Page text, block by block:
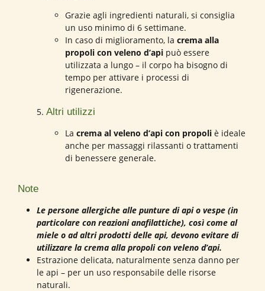
Grazie agli ingredienti naturali, si consiglia
un uso minimo di 6 settimane.
In caso di miglioramento, la crema alla
propoli con veleno d’api può essere
utilizzata a lungo – il corpo ha bisogno di
tempo per attivare i processi di
rigenerazione.
Altri utilizzi
La crema al veleno d’api con propoli è ideale
anche per massaggi rilassanti o trattamenti
di benessere generale.
Note
Le persone allergiche alle punture di api o vespe (in
particolare con reazioni anafilattiche), così come al
miele o ad altri prodotti delle api, devono evitare di
utilizzare la crema alla propoli con veleno d’api.
Estrazione delicata, naturalmente senza danno per
le api – per un uso responsabile delle risorse
naturali.